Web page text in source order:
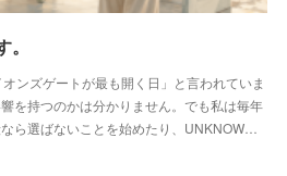
ンズゲートが最も開く日」と言われていま
を持つのかは分かりません。でも私は毎年
ら選ばないことを始めたり、UNKNOW…